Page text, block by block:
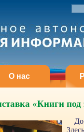
О нас
«Книги под